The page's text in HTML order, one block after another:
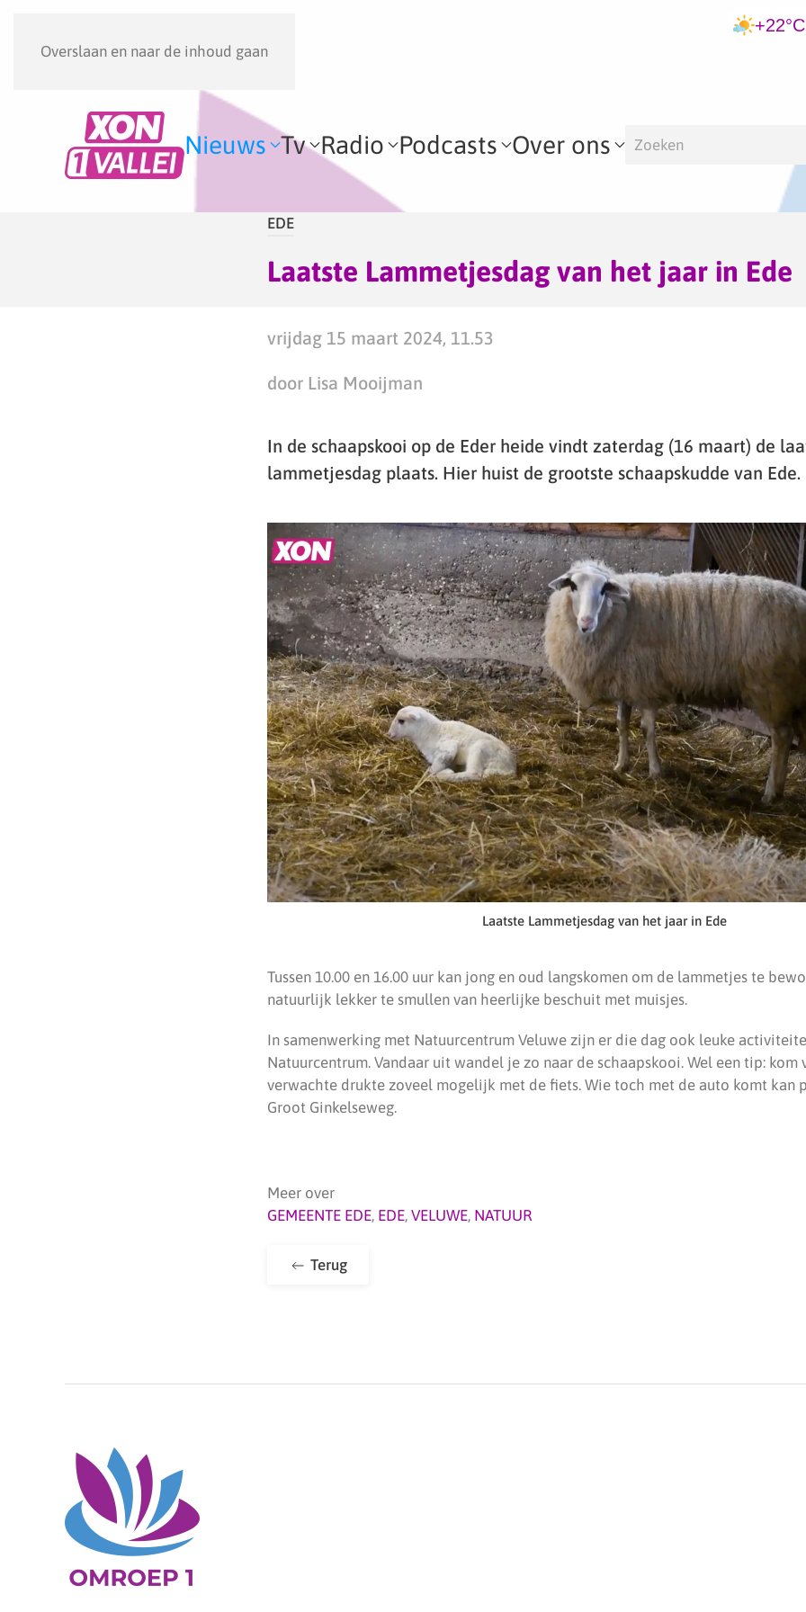
Overslaan en naar de inhoud gaan
+22°C
Nieuws Tv Radio Podcasts Over ons
EDE
Laatste Lammetjesdag van het jaar in Ede
vrijdag 15 maart 2024, 11.53
door Lisa Mooijman
In de schaapskooi op de Eder heide vindt zaterdag (16 maart) de
lammetjesdag plaats. Hier huist de grootste schaapskudde van Ede.
Laatste Lammetjesdag van het jaar in Ede
Tussen 10.00 en 16.00 uur kan jong en oud langskomen om de lammetjes te
natuurlijk lekker te smullen van heerlijke beschuit met muisjes.
In samenwerking met Natuurcentrum Veluwe zijn er die dag ook leuke
Natuurcentrum. Vandaar uit wandel je zo naar de schaapskooi. Wel een tip: kom
verwachte drukte zoveel mogelijk met de fiets. Wie toch met de auto komt kan
Groot Ginkelseweg.
Meer over
GEMEENTE EDE, EDE, VELUWE, NATUUR
Terug